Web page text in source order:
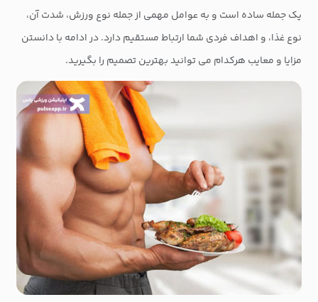
یک جمله ساده است و به عوامل مهمی از جمله نوع ورزش، شدت آن،
نوع غذا، و اهداف فردی شما ارتباط مستقیم دارد. در ادامه با دانستن
مزایا و معایب هرکدام می توانید بهترین تصمیم را بگیرید.